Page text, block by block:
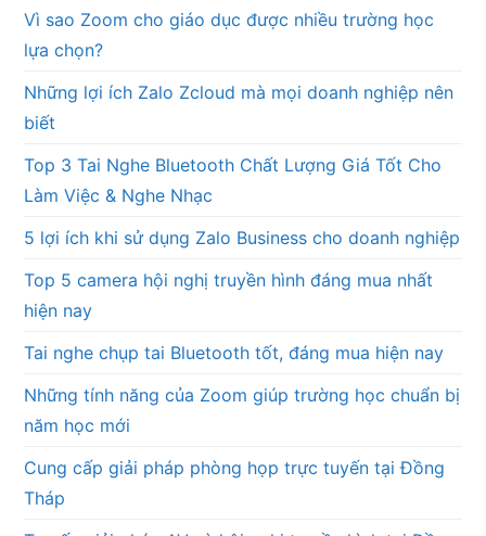
Vì sao Zoom cho giáo dục được nhiều trường học
lựa chọn?
Những lợi ích Zalo Zcloud mà mọi doanh nghiệp nên
biết
Top 3 Tai Nghe Bluetooth Chất Lượng Giá Tốt Cho
Làm Việc & Nghe Nhạc
5 lợi ích khi sử dụng Zalo Business cho doanh nghiệp
Top 5 camera hội nghị truyền hình đáng mua nhất
hiện nay
Tai nghe chụp tai Bluetooth tốt, đáng mua hiện nay
Những tính năng của Zoom giúp trường học chuẩn bị
năm học mới
Cung cấp giải pháp phòng họp trực tuyến tại Đồng
Tháp